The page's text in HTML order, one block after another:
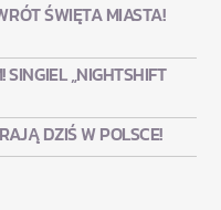
ŚWIĘTA MIASTA!
„NIGHTSHIFT
DZIŚ W POLSCE!